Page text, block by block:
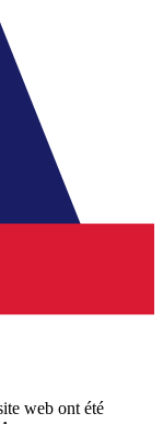
web ont été